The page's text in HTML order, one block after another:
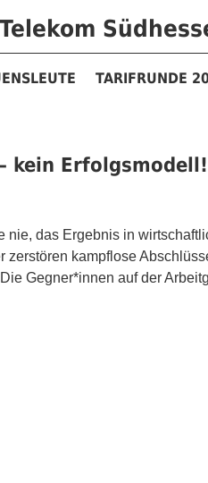
TARIFRUNDE
kein Erfolgsmodell!
nie, das Ergebnis in
zerstören kampflose
Gegner*innen auf der